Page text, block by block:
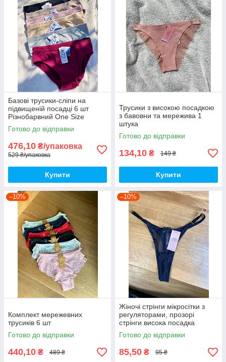
Базові трусики-сліпи на
підвищеній посадці 6 шт
Різнобарвний One Size
Готово до відправки
476,10 ₴/упаковка
529 ₴/упаковка
Купити
Трусики з високою посадкою
з бавовни та мережива 1
штука
Готово до відправки
134,10 ₴ 149 ₴
Купити
–10%
Комплект мережевних
трусиків 6 шт
Готово до відправки
440,10 ₴ 489 ₴
–10%
Жіночі стрінги мікросітки з
регуляторами, прозорі
стрінги висока посадка
Готово до відправки
85,50 ₴ 95 ₴